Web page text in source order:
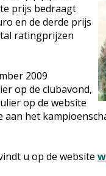
prijs bedraagt
en de derde prijs
ratingprijzen
2009
op de clubavond,
op de website
aan het
u op de website